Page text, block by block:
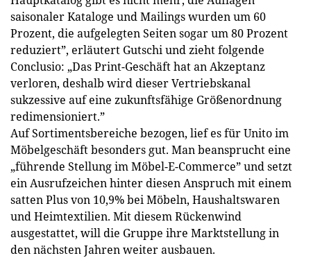
saisonaler Kataloge und Mailings wurden um 60
Prozent, die aufgelegten Seiten sogar um 80 Prozent
reduziert”, erläutert Gutschi und zieht folgende
Conclusio: „Das Print-Geschäft hat an Akzeptanz
verloren, deshalb wird dieser Vertriebskanal
sukzessive auf eine zukunftsfähige Größenordnung
redimensioniert.”
Auf Sortimentsbereiche bezogen, lief es für Unito im
Möbelgeschäft besonders gut. Man beansprucht eine
„führende Stellung im Möbel-E-Commerce” und setzt
ein Ausrufzeichen hinter diesen Anspruch mit einem
satten Plus von 10,9% bei Möbeln, Haushaltswaren
und Heimtextilien. Mit diesem Rückenwind
ausgestattet, will die Gruppe ihre Marktstellung in
den ­nächsten Jahren weiter ausbauen.